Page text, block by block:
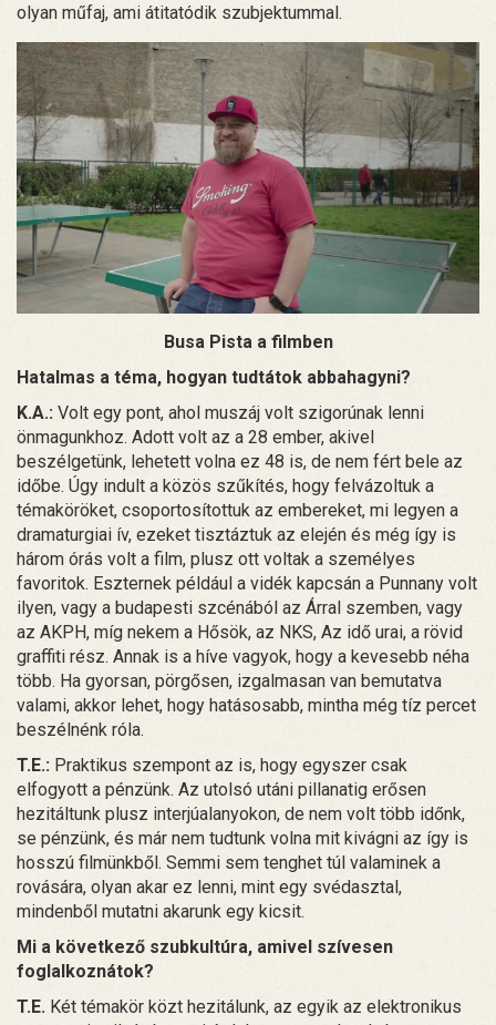
olyan műfaj, ami átitatódik szubjektummal.
Busa Pista a filmben
Hatalmas a téma, hogyan tudtátok abbahagyni?
K.A.: Volt egy pont, ahol muszáj volt szigorúnak lenni
önmagunkhoz. Adott volt az a 28 ember, akivel
beszélgetünk, lehetett volna ez 48 is, de nem fért bele az
időbe. Úgy indult a közös szűkítés, hogy felvázoltuk a
témaköröket, csoportosítottuk az embereket, mi legyen a
dramaturgiai ív, ezeket tisztáztuk az elején és még így is
három órás volt a film, plusz ott voltak a személyes
favoritok. Eszternek például a vidék kapcsán a Punnany volt
ilyen, vagy a budapesti szcénából az Árral szemben, vagy
az AKPH, míg nekem a Hősök, az NKS, Az idő urai, a rövid
graffiti rész. Annak is a híve vagyok, hogy a kevesebb néha
több. Ha gyorsan, pörgősen, izgalmasan van bemutatva
valami, akkor lehet, hogy hatásosabb, mintha még tíz percet
beszélnénk róla.
T.E.: Praktikus szempont az is, hogy egyszer csak
elfogyott a pénzünk. Az utolsó utáni pillanatig erősen
hezitáltunk plusz interjúalanyokon, de nem volt több időnk,
se pénzünk, és már nem tudtunk volna mit kivágni az így is
hosszú filmünkből. Semmi sem tenghet túl valaminek a
rovására, olyan akar ez lenni, mint egy svédasztal,
mindenből mutatni akarunk egy kicsit.
Mi a következő szubkultúra, amivel szívesen
foglalkoznátok?
T.E. Két témakör közt hezitálunk, az egyik az elektronikus